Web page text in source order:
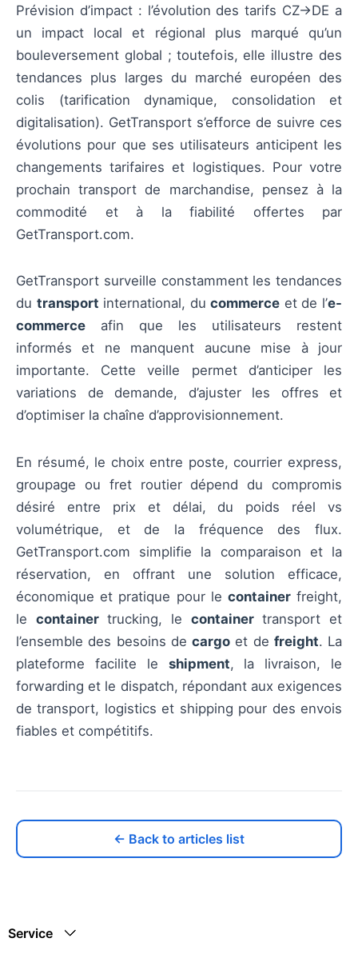
Prévision d’impact : l’évolution des tarifs CZ→DE a
un impact local et régional plus marqué qu’un
bouleversement global ; toutefois, elle illustre des
tendances plus larges du marché européen des
colis (tarification dynamique, consolidation et
digitalisation). GetTransport s’efforce de suivre ces
évolutions pour que ses utilisateurs anticipent les
changements tarifaires et logistiques. Pour votre
prochain transport de marchandise, pensez à la
commodité et à la fiabilité offertes par
GetTransport.com.
GetTransport surveille constamment les tendances
du transport international, ducommerce et de l’e-
commerce afin que les utilisateurs restent
informés et ne manquent aucune mise à jour
importante. Cette veille permet d’anticiper les
variations de demande, d’ajuster les offres et
d’optimiser la chaîne d’approvisionnement.
En résumé, le choix entre poste, courrier express,
groupage ou fret routier dépend du compromis
désiré entre prix et délai, du poids réel vs
volumétrique, et de la fréquence des flux.
GetTransport.com simplifie la comparaison et la
réservation, en offrant une solution efficace,
économique et pratique pour le containerfreight,
le containertrucking, le containertransport et
l’ensemble des besoins de cargo et de freight. La
plateforme facilite le shipment, la livraison, le
forwarding et le dispatch, répondant aux exigences
de transport, logistics et shipping pour des envois
fiables et compétitifs.
← Back to articles list
Service